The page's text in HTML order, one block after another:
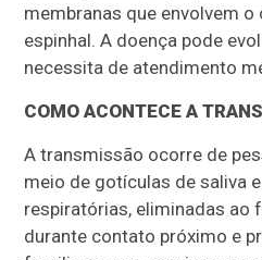
membranas que envolvem o
espinhal. A doença pode
necessita de atendimento
COMO ACONTECE A
A transmissão ocorre de
meio de gotículas de saliva
respiratórias, eliminadas ao
durante contato próximo e